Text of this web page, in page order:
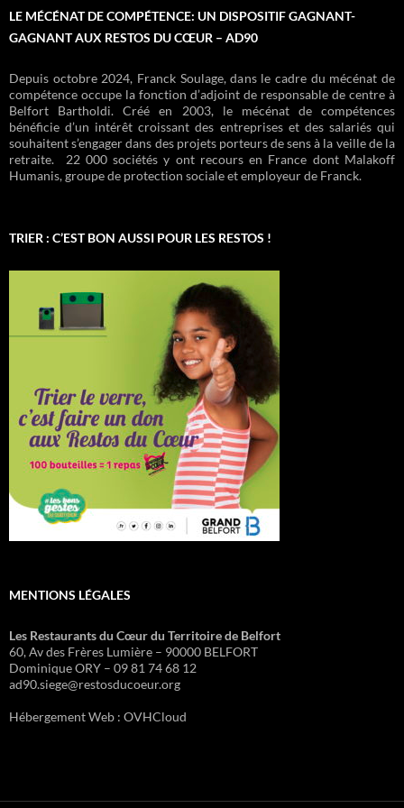
LE MÉCÉNAT DE COMPÉTENCE: UN DISPOSITIF GAGNANT-
GAGNANT AUX RESTOS DU CŒUR – AD90
Depuis octobre 2024, Franck Soulage, dans le cadre du mécénat de
compétence occupe la fonction d’adjoint de responsable de centre à
Belfort Bartholdi. Créé en 2003, le mécénat de compétences
bénéficie d’un intérêt croissant des entreprises et des salariés qui
souhaitent s’engager dans des projets porteurs de sens à la veille de la
retraite. 22 000 sociétés y ont recours en France dont Malakoff
Humanis, groupe de protection sociale et employeur de Franck.
TRIER : C’EST BON AUSSI POUR LES RESTOS !
MENTIONS LÉGALES
Les Restaurants du Cœur du Territoire de Belfort
60, Av des Frères Lumière – 90000 BELFORT
Dominique ORY – 09 81 74 68 12
ad90.siege@restosducoeur.org
Hébergement Web : OVHCloud